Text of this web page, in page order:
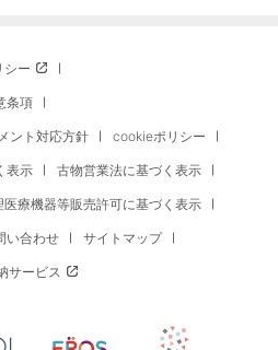
シー
条項
ント対応方針 cookieポリシー
表示 古物営業法に基づく表示
医療機器等販売許可に基づく表示
い合わせ サイトマップ
サービス